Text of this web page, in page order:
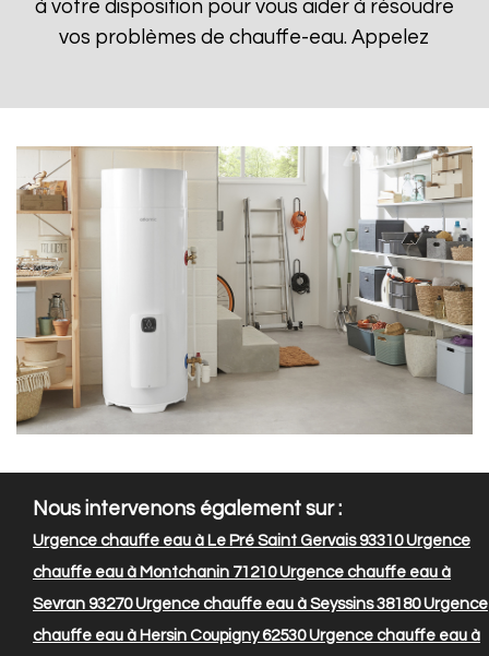
à votre disposition pour vous aider à résoudre
vos problèmes de chauffe-eau. Appelez
Nous intervenons également sur :
Urgence chauffe eau à Le Pré Saint Gervais 93310Urgence
chauffe eau à Montchanin 71210Urgence chauffe eau à
Sevran 93270Urgence chauffe eau à Seyssins 38180Urgence
chauffe eau à Hersin Coupigny 62530Urgence chauffe eau à